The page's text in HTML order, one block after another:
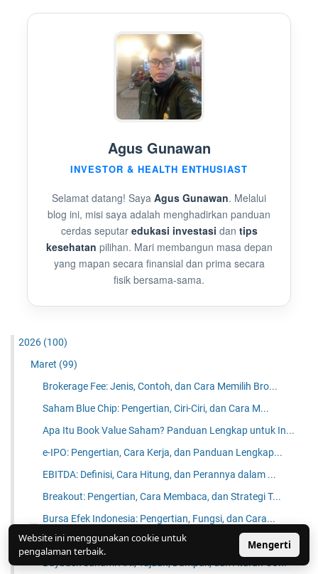
Agus Gunawan
INVESTOR & HEALTH ENTHUSIAST
Selamat datang! Saya Agus Gunawan. Melalui
blog ini, misi saya adalah menghadirkan panduan
cerdas seputar edukasi investasi dan tips
kesehatan pilihan. Mari membangun masa depan
yang mapan secara finansial dan prima secara
fisik bersama-sama.
2026 (100)
Maret (99)
Brokerage Fee: Jenis, Contoh, dan Cara Memilih Bro...
Saham Blue Chip: Pengertian, Ciri-Ciri, dan Cara M...
Apa Itu Book Value Saham? Panduan Lengkap untuk In...
e-IPO: Pengertian, Cara Kerja, dan Panduan Lengkap...
EBITDA: Definisi, Cara Hitung, dan Perannya dalam ...
Breakout: Pengertian, Cara Membaca, dan Strategi T...
Bursa Efek Indonesia: Pengertian, Fungsi, dan Cara...
Candlestick Chart: Pengertian, Pola, dan Cara Meng...
Buyback Saham: Arti, Tujuan, Dampak, dan Aturan OJ...
Website ini menggunakan cookie untuk
pengalaman terbaik.
Mengerti